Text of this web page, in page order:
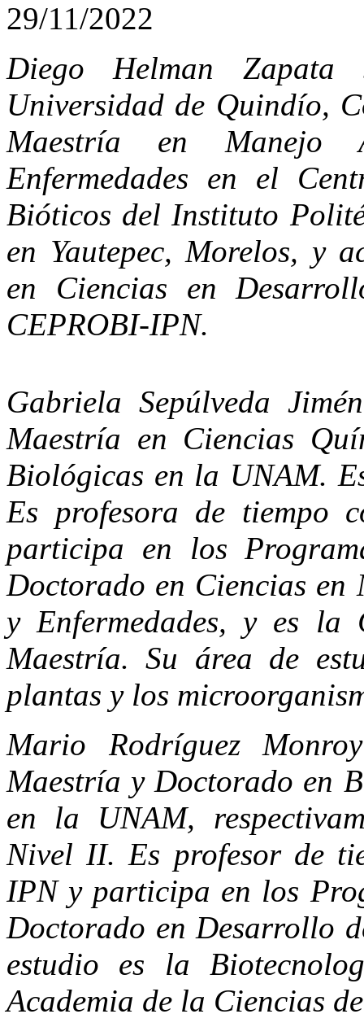
29/11/2022
Diego Helman
Universidad de Quindío,
Maestría en Manejo
Enfermedades en el
Bióticos del Instituto
en Yautepec, Morelos, y
en Ciencias en
CEPROBI-IPN.
Gabriela Sepúlveda
Maestría en Ciencias
Biológicas en la UNAM.
Es profesora de tiempo
participa en los
Doctorado en Ciencias en
y Enfermedades, y es la
Maestría. Su área de
plantas y los
Mario Rodríguez
Maestría y Doctorado en
en la UNAM,
Nivel II. Es profesor de
IPN y participa en los
Doctorado en Desarrollo
estudio es la
Academia de la Ciencias